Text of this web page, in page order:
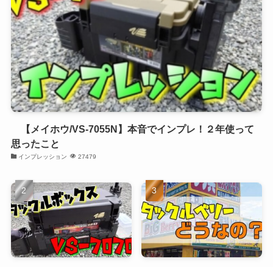
【メイホウ/VS-7055N】本音でインプレ！２年使って
思ったこと
インプレッション 27479